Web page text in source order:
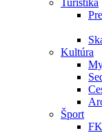
Turistika
Kultúra
Šport